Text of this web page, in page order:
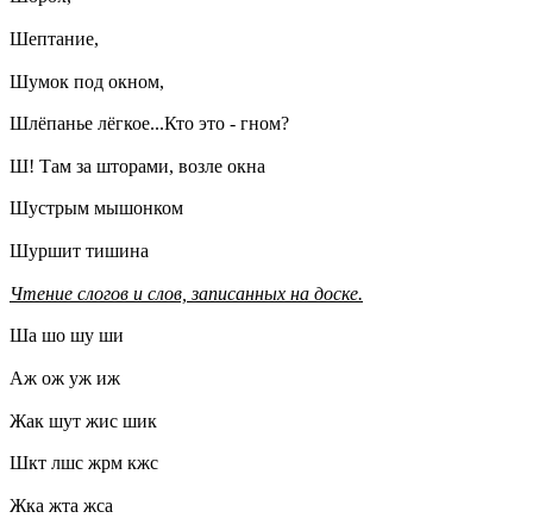
Шептание,
Шумок под окном,
Шлёпанье лёгкое...Кто это - гном?
Ш! Там за шторами, возле окна
Шустрым мышонком
Шуршит тишина
Чтение слогов и слов, записанных на доске.
Ша шо шу ши
Аж ож уж иж
Жак шут жис шик
Шкт лшс жрм кжс
Жка жта жса